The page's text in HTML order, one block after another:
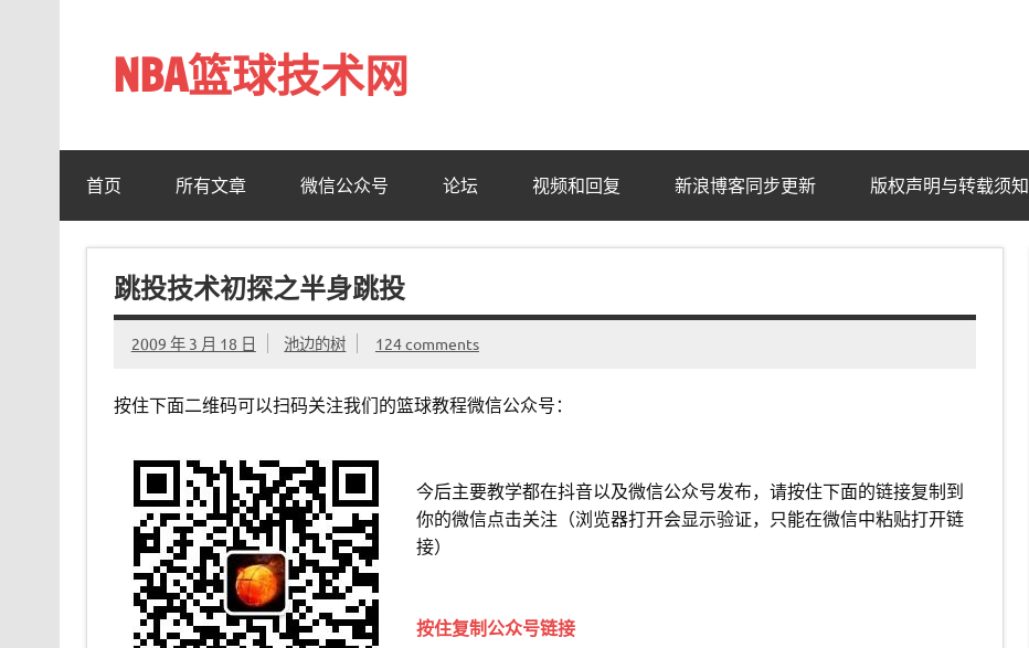
NBA篮球技术网
首页 所有文章 微信公众号 论坛 视频和回复 新浪博客同步更新 版权声明与转载须知
跳投技术初探之半身跳投
2009 年 3 月 18 日 池边的树 124 comments
按住下面二维码可以扫码关注我们的篮球教程微信公众号：
今后主要教学都在抖音以及微信公众号发布，请按住下面的链接复制到
你的微信点击关注（浏览器打开会显示验证，只能在微信中粘贴打开链
接）
按住复制公众号链接